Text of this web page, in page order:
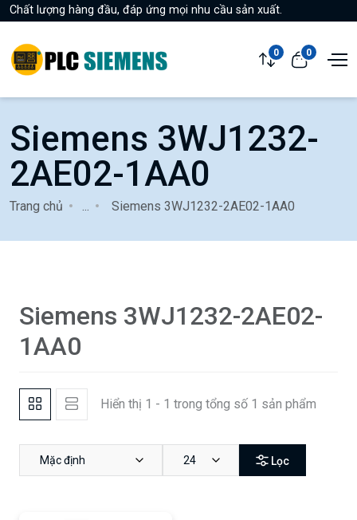
Chất lượng hàng đầu, đáp ứng mọi nhu cầu sản xuất.
0 0
Siemens 3WJ1232-
2AE02-1AA0
Trang chủ Siemens 3WJ1232-2AE02-1AA0
Siemens 3WJ1232-2AE02-
1AA0
Hiển thị 1 - 1 trong tổng số 1 sản phẩm
Mặc định 24 Lọc